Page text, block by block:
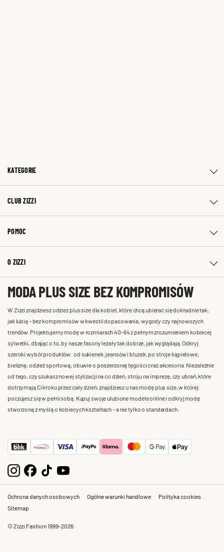
KATEGORIE
CLUB ZIZZI
POMOC
O ZIZZI
MODA PLUS SIZE BEZ KOMPROMISÓW
W Zizzi znajdziesz odzież plus size dla kobiet, które chcą ubierać się dokładnie tak,
jak lubią – bez kompromisów w kwestii dopasowania, wygody czy najnowszych
trendów. Projektujemy modę w rozmiarach 40-64 z pełnym zrozumieniem kobiecej
sylwetki, dbając o to, by nasze fasony leżały tak dobrze, jak wyglądają. Odkryj
szeroki wybór produktów: od sukienek, jeansów i bluzek, po stroje kąpielowe,
bieliznę, odzież sportową, obuwie o poszerzonej tęgości oraz akcesoria. Niezależnie
od tego, czy szukasz nowej stylizacji na co dzień, stroju na imprezę, czy ubrań, które
dotrzymają Ci kroku przez cały dzień, znajdziesz u nas modę plus size, w której
poczujesz się w pełni sobą. Kupuj swoje ulubione modele online i odkryj modę
stworzoną z myślą o kobiecych kształtach – a nie tylko o standardach.
Ochrona danych osobowych Ogólne warunki handlowe
Polityka cookies
Sitemap
© Zizzi Fashion 1999-2026